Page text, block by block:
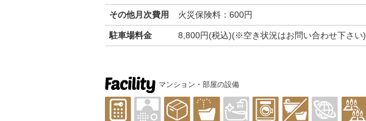
その他月次費用 火災保険料：600円
駐車場料金 8,800円(税込)(※空き状況はお問い合わせ下さい)
マンション・部屋の設備